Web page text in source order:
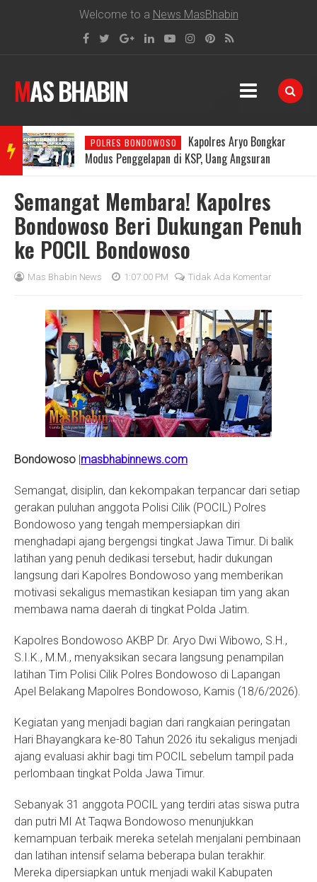
Welcome to a News MasBhabin
MAS BHABIN
BRE
AKIN
POLRES BONDOWOSO
Kapolres Aryo Bongkar
Modus Penggelapan di KSP, Uang Angsuran
Semangat Membara! Kapolres
Bondowoso Beri Dukungan Penuh
ke POCIL Bondowoso
Mas Bhabin News 1:07:00 PM Tidak Ada Komentar
Bondowoso |masbhabinnews.com
Semangat, disiplin, dan kekompakan terpancar dari setiap
gerakan puluhan anggota Polisi Cilik (POCIL) Polres
Bondowoso yang tengah mempersiapkan diri
menghadapi ajang bergengsi tingkat Jawa Timur. Di balik
latihan yang penuh dedikasi tersebut, hadir dukungan
langsung dari Kapolres Bondowoso yang memberikan
motivasi sekaligus memastikan kesiapan tim yang akan
membawa nama daerah di tingkat Polda Jatim.
Kapolres Bondowoso AKBP Dr. Aryo Dwi Wibowo, S.H.,
S.I.K., M.M., menyaksikan secara langsung penampilan
latihan Tim Polisi Cilik Polres Bondowoso di Lapangan
Apel Belakang Mapolres Bondowoso, Kamis (18/6/2026).
Kegiatan yang menjadi bagian dari rangkaian peringatan
Hari Bhayangkara ke-80 Tahun 2026 itu sekaligus menjadi
ajang evaluasi akhir bagi tim POCIL sebelum tampil pada
perlombaan tingkat Polda Jawa Timur.
Sebanyak 31 anggota POCIL yang terdiri atas siswa putra
dan putri MI At Taqwa Bondowoso menunjukkan
kemampuan terbaik mereka setelah menjalani pembinaan
dan latihan intensif selama beberapa bulan terakhir.
Mereka dipersiapkan untuk menjadi wakil Kabupaten